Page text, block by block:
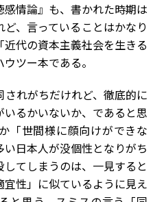
感情論』も、書かれた時期は
、言っていることはかなり
代の資本主義社会を生きる
ツー本である。
されがちだけれど、徹底的に
るかいないか、であると思
「世間様に顔向けができな
日本人が没個性となりがち
てしまうのは、一見すると
性」に似ているように見え